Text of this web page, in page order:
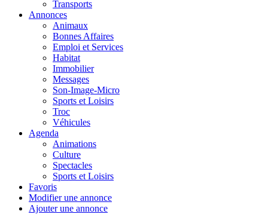
Transports
Annonces
Animaux
Bonnes Affaires
Emploi et Services
Habitat
Immobilier
Messages
Son-Image-Micro
Sports et Loisirs
Troc
Véhicules
Agenda
Animations
Culture
Spectacles
Sports et Loisirs
Favoris
Modifier une annonce
Ajouter une annonce